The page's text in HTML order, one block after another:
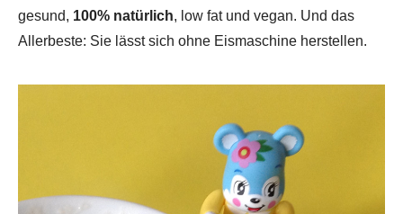
gesund, 100% natürlich, low fat und vegan. Und das
Allerbeste: Sie lässt sich ohne Eismaschine herstellen.